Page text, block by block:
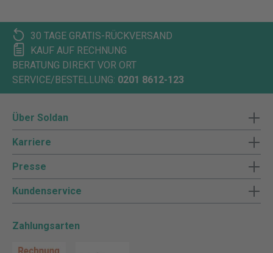
30 TAGE GRATIS-RÜCKVERSAND
KAUF AUF RECHNUNG
BERATUNG DIREKT VOR ORT
SERVICE/BESTELLUNG: 0201 8612-123
Über Soldan
Karriere
Presse
Kundenservice
Zahlungsarten